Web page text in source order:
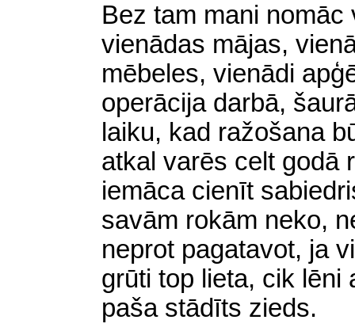
Bez tam mani nomāc
vienādas mājas,
mēbeles, vienādi
operācija darbā,
laiku, kad ražošana
atkal varēs celt godā
iemāca cienīt
savām rokām neko,
neprot pagatavot, ja
grūti top lieta, cik
paša stādīts zieds.